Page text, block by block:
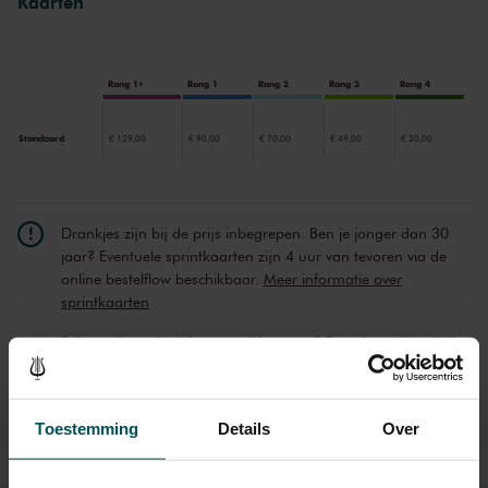
Toestemming Details Over
Rang 1+ Rang 1 Rang 2 Rang 3 Rang 4
Standaard € 129,00 € 90,00 € 70,00 € 49,00 € 20,00
Drankjes zijn bij de prijs inbegrepen. Ben je jonger dan 30
jaar? Eventuele sprintkaarten zijn 4 uur van tevoren via de
online bestelflow beschikbaar. Meer informatie over
sprintkaarten
Prijzen zijn exclusief transactiekosten: € 5 per bestelling. Wilt
kassa@concertgebouw.nl of bel de Concertgebouwlijn op